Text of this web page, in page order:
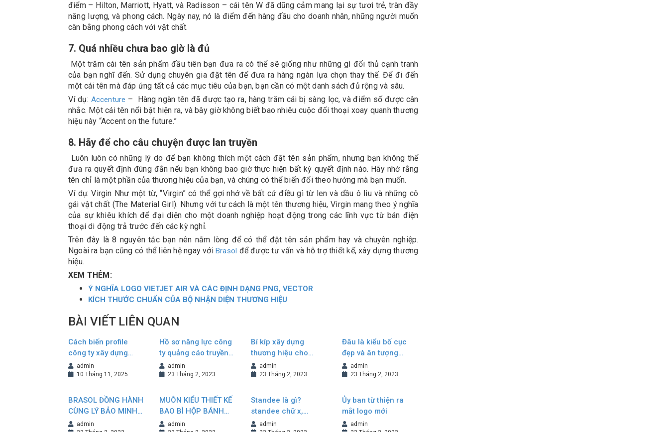
điểm – Hilton, Marriott, Hyatt, và Radisson – cái tên W đã dũng cảm mang lại sự tươi trẻ, tràn đầy
năng lượng, và phong cách. Ngày nay, nó là điểm đến hàng đầu cho doanh nhân, những người muốn
cân bằng phong cách với vật chất.
7. Quá nhiều chưa bao giờ là đủ
Một trăm cái tên sản phẩm đầu tiên bạn đưa ra có thể sẽ giống như những gì đối thủ cạnh tranh
của bạn nghĩ đến. Sử dụng chuyên gia đặt tên để đưa ra hàng ngàn lựa chọn thay thế. Để đi đến
một cái tên mà đáp ứng tất cả các mục tiêu của bạn, bạn cần có một danh sách đủ rộng và sâu.
Ví dụ: Accenture – Hàng ngàn tên đã được tạo ra, hàng trăm cái bị sàng lọc, và điểm số được cân
nhắc. Một cái tên nổi bật hiện ra, và bây giờ không biết bao nhiêu cuộc đối thoại xoay quanh thương
hiệu này “Accent on the future.”
8. Hãy để cho câu chuyện được lan truyền
Luôn luôn có những lý do để bạn không thích một cách đặt tên sản phẩm, nhưng bạn không thể
đưa ra quyết định đúng đắn nếu bạn không bao giờ thực hiện bất kỳ quyết định nào. Hãy nhớ rằng
tên chỉ là một phần của thương hiệu của bạn, và chúng có thể biến đổi theo hướng mà bạn muốn.
Ví dụ: Virgin Như một từ, “Virgin” có thể gợi nhớ về bất cứ điều gì từ len và dầu ô liu và những cô
gái vật chất (The Material Girl). Nhưng với tư cách là một tên thương hiệu, Virgin mang theo ý nghĩa
của sự khiêu khích để đại diện cho một doanh nghiệp hoạt động trong các lĩnh vực từ bán điện
thoại di động trả trước đến các kỳ nghỉ.
Trên đây là 8 nguyên tắc bạn nên nằm lòng để có thể đặt tên sản phẩm hay và chuyên nghiệp.
Ngoài ra bạn cũng có thể liên hệ ngay vớiBrasol để được tư vấn và hỗ trợ thiết kế, xây dựng thương
hiệu.
XEM THÊM:
Ý NGHĨA LOGO VIETJET AIR VÀ CÁC ĐỊNH DẠNG PNG, VECTOR
KÍCH THƯỚC CHUẨN CỦA BỘ NHẬN DIỆN THƯƠNG HIỆU
BÀI VIẾT LIÊN QUAN
Cách biến profile
công ty xây dựng
thành tài liệu bán
hàng hiệu quả
admin
10 Tháng 11, 2025
Hồ sơ năng lực công
ty quảng cáo truyền
thông
admin
23 Tháng 2, 2023
Bí kíp xây dựng
thương hiệu cho
doanh nghiệp
admin
23 Tháng 2, 2023
Đâu là kiểu bố cục
đẹp và ân tượng
trong thiết kế
Brochure?
admin
23 Tháng 2, 2023
BRASOL ĐỒNG HÀNH
CÙNG LÝ BẢO MINH
TIẾP NỐI VÀ KHẲNG
admin
MUÔN KIỂU THIẾT KẾ
BAO BÌ HỘP BÁNH
TRUNG THU NÂNG
admin
Standee là gì?
standee chữ x,
standee cuốn, cách
admin
Ủy ban từ thiện ra
mắt logo mới
admin